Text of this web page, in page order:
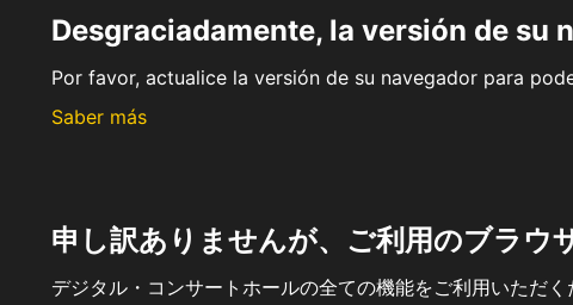
Desgraciadamente, la versión de su
Por favor, actualice la versión de su navegador para
Saber más
申し訳ありませんが、ご利用のブラウ
デジタル・コンサートホールの全ての機能をご利用いただ